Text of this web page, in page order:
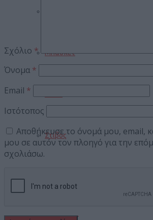
Μπάσκετ
Στίβος
ΣΥΝΕΝΤΕΥΞΕΙΣ
Σχόλιο *
Όνομα *
Email *
Ιστότοπος
Αποθήκευσε το όνομά μου, email,
μου σε αυτόν τον πλοηγό για την
σχολιάσω.